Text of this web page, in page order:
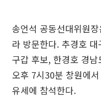
송언석 공동선대위원
라 방문한다. 추경호
구갑 후보, 한경호 경
오후 7시30분 창원에
유세에 참석한다.